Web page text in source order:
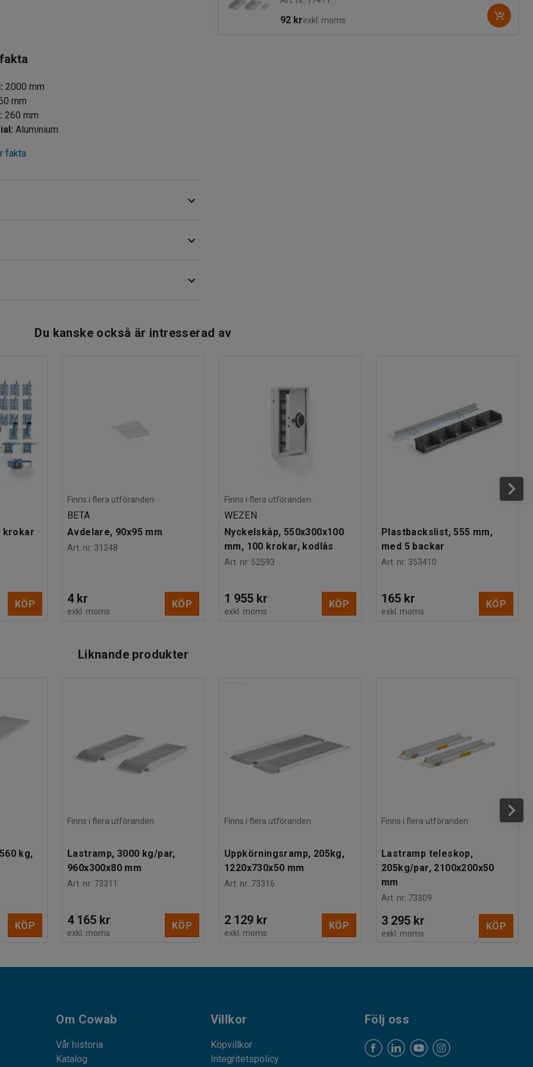
: 2000 mm
mm
: 260 mm
: Aluminium
fakta
92 krexkl. moms
Du kanske också är intresserad av
krokar
KÖP
Finns i flera utföranden
BETA
Avdelare, 90x95 mm
Art. nr: 31248
4 kr
exkl. moms
KÖP
Finns i flera utföranden
WEZEN
Nyckelskåp, 550x300x100
mm, 100 krokar, kodlås
Art. nr: 52593
1 955 kr
exkl. moms
KÖP
Plastbackslist, 555 mm,
med 5 backar
Art. nr: 353410
165 kr
exkl. moms
KÖP
Liknande produkter
kg,
KÖP
Finns i flera utföranden
Lastramp, 3000 kg/par,
960x300x80 mm
Art. nr: 73311
4 165 kr
exkl. moms
KÖP
Finns i flera utföranden
Uppkörningsramp, 205kg,
1220x730x50 mm
Art. nr: 73316
2 129 kr
exkl. moms
KÖP
Finns i flera utföranden
Lastramp teleskop,
205kg/par, 2100x200x50
mm
Art. nr: 73309
3 295 kr
exkl. moms
KÖP
Om Cowab
Vår historia
Katalog
Villkor
Köpvillkor
Integritetspolicy
Följ oss